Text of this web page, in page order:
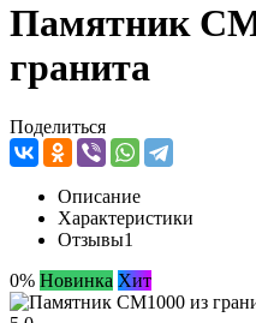
Памятник
гранита
Поделиться
Описание
Характеристики
Отзывы1
0% Новинка Хит